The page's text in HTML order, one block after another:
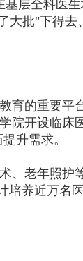
层全科医
大批"下得
育的重要平
院开设临床
升需求。
、老年照护
培养近万名